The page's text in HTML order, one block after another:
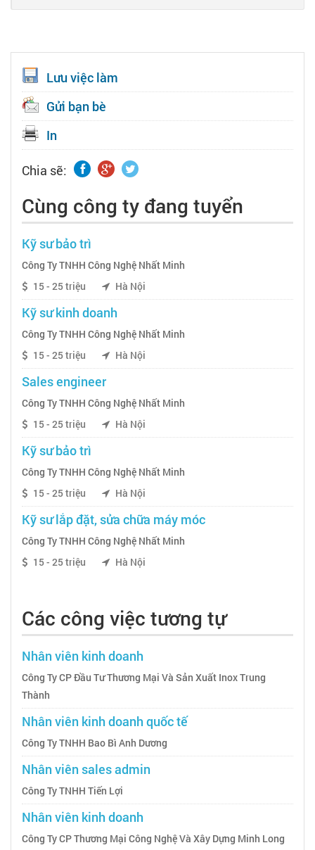
Lưu việc làm
Gửi bạn bè
In
Chia sẽ:
Cùng công ty đang tuyển
Kỹ sư bảo trì
Công Ty TNHH Công Nghệ Nhất Minh
15 - 25 triệu
Hà Nội
Kỹ sư kinh doanh
Công Ty TNHH Công Nghệ Nhất Minh
15 - 25 triệu
Hà Nội
Sales engineer
Công Ty TNHH Công Nghệ Nhất Minh
15 - 25 triệu
Hà Nội
Kỹ sư bảo trì
Công Ty TNHH Công Nghệ Nhất Minh
15 - 25 triệu
Hà Nội
Kỹ sư lắp đặt, sửa chữa máy móc
Công Ty TNHH Công Nghệ Nhất Minh
15 - 25 triệu
Hà Nội
Các công việc tương tự
Nhân viên kinh doanh
Công Ty CP Đầu Tư Thương Mại Và Sản Xuất Inox Trung
Thành
Nhân viên kinh doanh quốc tế
Công Ty TNHH Bao Bì Anh Dương
Nhân viên sales admin
Công Ty TNHH Tiến Lợi
Nhân viên kinh doanh
Công Ty CP Thương Mại Công Nghệ Và Xây Dựng Minh Long